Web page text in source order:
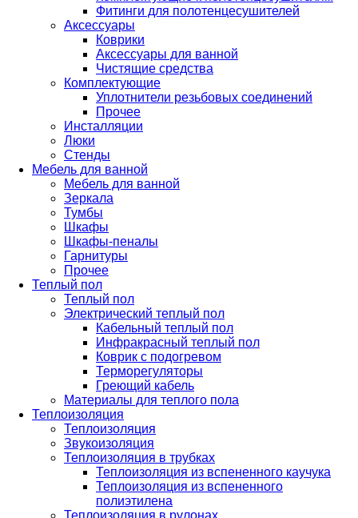
Фитинги для полотенцесушителей
Аксессуары
Коврики
Аксессуары для ванной
Чистящие средства
Комплектующие
Уплотнители резьбовых соединений
Прочее
Инсталляции
Люки
Стенды
Мебель для ванной
Мебель для ванной
Зеркала
Тумбы
Шкафы
Шкафы-пеналы
Гарнитуры
Прочее
Теплый пол
Теплый пол
Электрический теплый пол
Кабельный теплый пол
Инфракрасный теплый пол
Коврик с подогревом
Терморегуляторы
Греющий кабель
Материалы для теплого пола
Теплоизоляция
Теплоизоляция
Звукоизоляция
Теплоизоляция в трубках
Теплоизоляция из вспененного каучука
Теплоизоляция из вспененного
полиэтилена